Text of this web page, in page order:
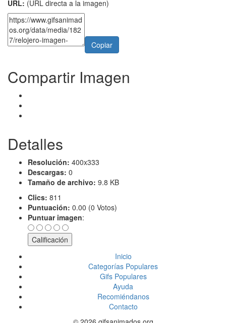
URL: (URL directa a la imagen)
Copiar
Compartir Imagen
Detalles
Resolución: 400x333
Descargas: 0
Tamaño de archivo: 9.8 KB
Clics: 811
Puntuación: 0.00 (0 Votos)
Puntuar imagen:
Inicio
Categorías Populares
Gifs Populares
Ayuda
Recomiéndanos
Contacto